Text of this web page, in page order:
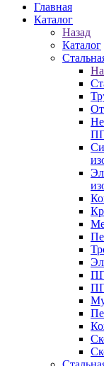
Главная
Каталог
Назад
Каталог